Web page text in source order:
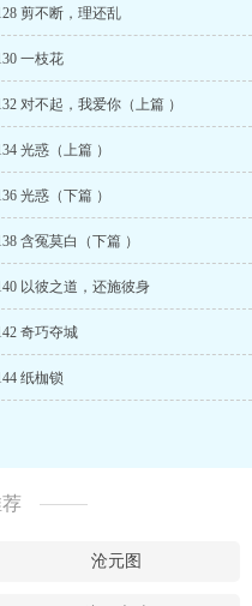
剪不断，理还乱
一枝花
对不起，我爱你（上篇 ）
光惑（上篇 ）
光惑（下篇 ）
含冤莫白（下篇 ）
以彼之道，还施彼身
奇巧夺城
纸枷锁
沧元图